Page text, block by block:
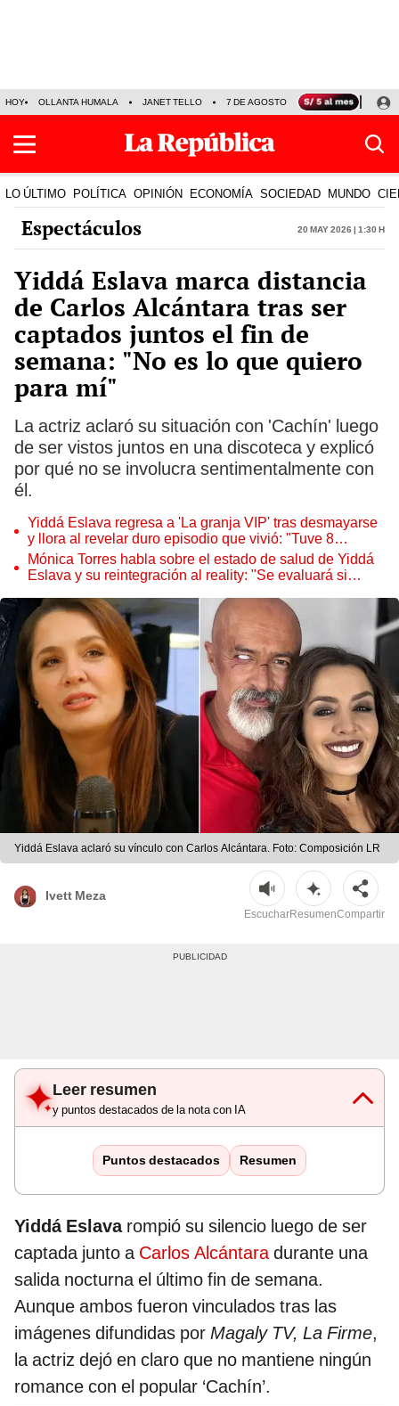
HOY OLLANTA HUMALA JANET TELLO 7 DE AGOSTO TINKA RESULTADOS
LO ÚLTIMO POLÍTICA OPINIÓN ECONOMÍA SOCIEDAD MUNDO
Espectáculos 20 May 2026 | 1:30 h
Yiddá Eslava marca distancia
de Carlos Alcántara tras ser
captados juntos el fin de
semana: "No es lo que quiero
para mí"
La actriz aclaró su situación con 'Cachín' luego
de ser vistos juntos en una discoteca y explicó
por qué no se involucra sentimentalmente con
él.
Yiddá Eslava regresa a 'La granja VIP' tras desmayarse
y llora al revelar duro episodio que vivió: "Tuve 8
convulsiones"
Mónica Torres habla sobre el estado de salud de Yiddá
Eslava y su reintegración al reality: "Se evaluará si
Yiddá Eslava aclaró su vínculo con Carlos Alcántara. Foto: Composición LR
Ivett Meza
EscucharResumenCompartir
Leer resumen
y puntos destacados de la nota con IA
Puntos destacados Resumen
Yiddá Eslavarompió su silencio luego de ser
captada junto a Carlos Alcántaradurante una
salida nocturna el último fin de semana.
Aunque ambos fueron vinculados tras las
imágenes difundidas por Magaly TV, La Firme,
la actriz dejó en claro que no mantiene ningún
romance con el popular ‘Cachín’.